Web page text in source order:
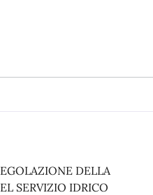
DELLA
SERVIZIO IDRICO